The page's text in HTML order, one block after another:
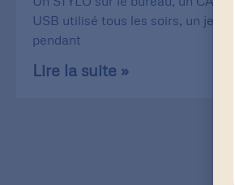
USB utilisé tous les soirs, un jeu
pendant
Lire la suite »